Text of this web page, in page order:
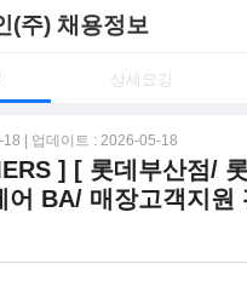
(주) 채용정보
상세요강
| 업데이트 : 2026-05-18
] [ 롯데부산점/
어 BA/ 매장고객지원